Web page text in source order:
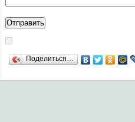
Поделиться…